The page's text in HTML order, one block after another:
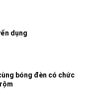
dụng
bóng đèn có chức